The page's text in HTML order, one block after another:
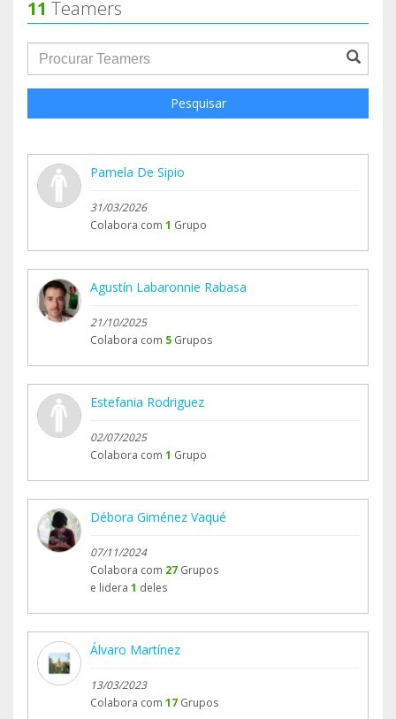
11 Teamers
groupProfile.searchForm.search.text???
Pesquisar
Pamela De Sipio
31/03/2026
Colabora com 1 Grupo
Agustín Labaronnie Rabasa
21/10/2025
Colabora com 5 Grupos
Estefania Rodriguez
02/07/2025
Colabora com 1 Grupo
Débora Giménez Vaqué
07/11/2024
Colabora com 27 Grupos
e lidera 1 deles
Álvaro Martínez
13/03/2023
Colabora com 17 Grupos